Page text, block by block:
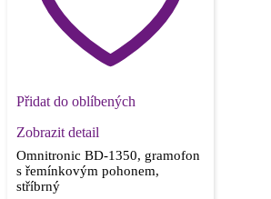
Přidat do oblíbených
Zobrazit detail
Omnitronic BD-1350, gramofon
s řemínkovým pohonem,
stříbrný